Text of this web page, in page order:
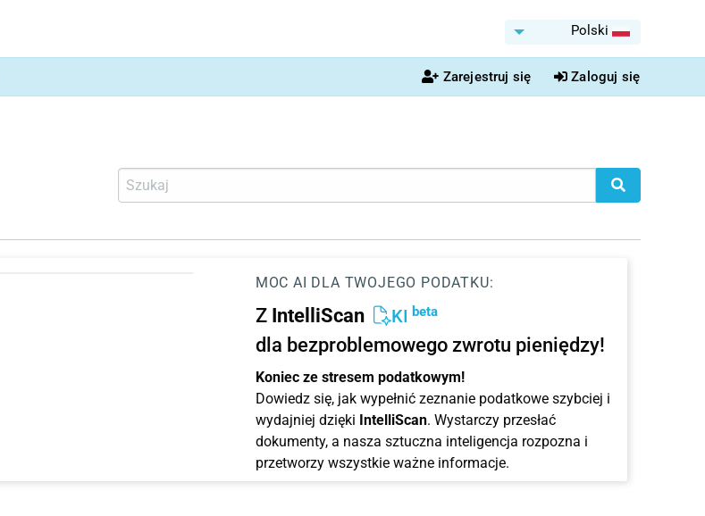
Polski
Zarejestruj się Zaloguj się
MOC AI DLA TWOJEGO PODATKU:
Z IntelliScan KI beta
dla bezproblemowego zwrotu pieniędzy!
Koniec ze stresem podatkowym!
Dowiedz się, jak wypełnić zeznanie podatkowe szybciej i
wydajniej dzięki IntelliScan. Wystarczy przesłać
dokumenty, a nasza sztuczna inteligencja rozpozna i
przetworzy wszystkie ważne informacje.